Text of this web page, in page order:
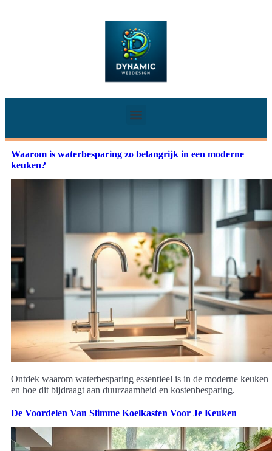
Waarom is waterbesparing zo belangrijk in een moderne
keuken?
Ontdek waarom waterbesparing essentieel is in de moderne keuken
en hoe dit bijdraagt aan duurzaamheid en kostenbesparing.
De Voordelen Van Slimme Koelkasten Voor Je Keuken